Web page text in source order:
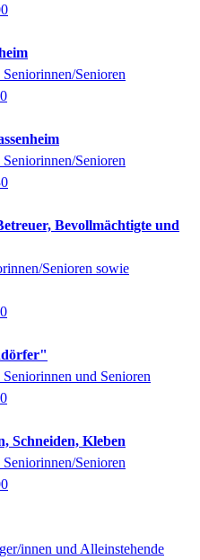
Senioren
Senioren
Bevollmächtigte und
Senioren sowie
und Senioren
Schneiden, Kleben
Senioren
innen und Alleinstehende